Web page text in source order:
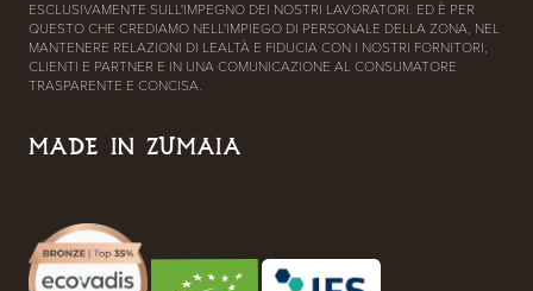
ESCLUSIVAMENTE SULL'IMPEGNO DEI NOSTRI LAVORATORI. ED È PER
QUESTO CHE CREDIAMO NELL'IMPIEGO DI PERSONALE DELLA ZONA, NEL
MANTENERE RELAZIONI DI LEALTÀ E FIDUCIA CON I NOSTRI FORNITORI,
CLIENTI E PARTNER E IN UNA COMUNICAZIONE AL CONSUMATORE
TRASPARENTE E CONCISA.
MADE IN ZUMAIA